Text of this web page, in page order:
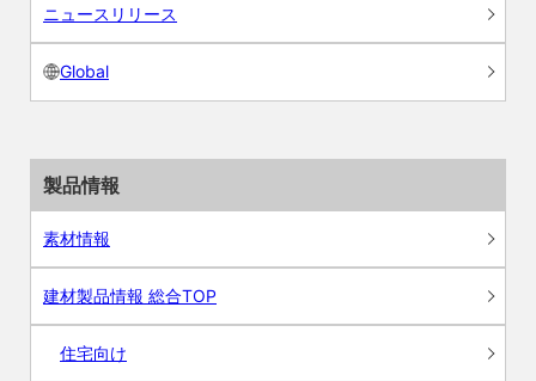
ニュースリリース
Global
製品情報
素材情報
建材製品情報 総合TOP
住宅向け